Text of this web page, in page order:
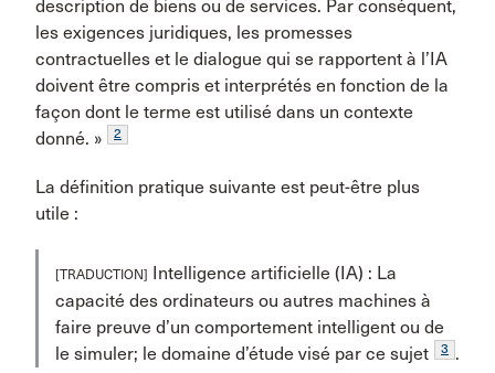
description de biens ou de services. Par conséquent,
les exigences juridiques, les promesses
contractuelles et le dialogue qui se rapportent à l’IA
doivent être compris et interprétés en fonction de la
façon dont le terme est utilisé dans un contexte
donné. »
2
La définition pratique suivante est peut-être plus
utile :
[TRADUCTION] Intelligence artificielle (IA) : La
capacité des ordinateurs ou autres machines à
faire preuve d’un comportement intelligent ou de
le simuler; le domaine d’étude visé par ce sujet
3 .